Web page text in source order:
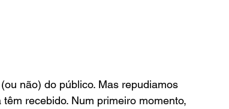
não) do público. Mas repudiamos
recebido. Num primeiro momento,